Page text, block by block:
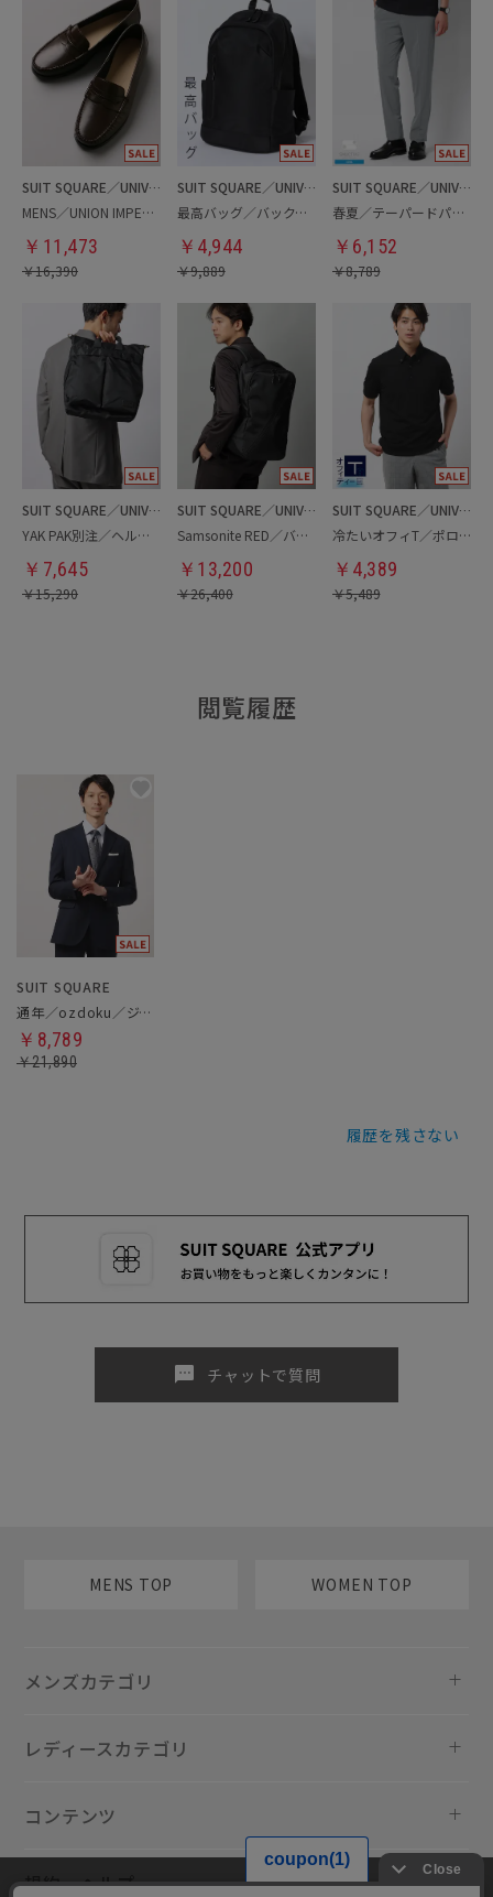
SUIT SQUARE／UNIVERSAL LANGUAGE
MENS／UNION IMPERIAL監修／コインローファー
￥ 11,473
￥16,390
SUIT SQUARE／UNIVERSAL LANGUAGE
最高バッグ／バックパック
￥ 4,944
￥9,889
SUIT SQUARE／UNIVERSAL LANGUAGE
春夏／テーパードパンツ
￥ 6,152
￥8,789
SUIT SQUARE／UNIVERSAL LANGUAGE
YAK PAK別注／ヘルメットバッグ
￥ 7,645
￥15,290
SUIT SQUARE／UNIVERSAL LANGUAGE
Samsonite RED／バックパック
￥ 13,200
￥26,400
SUIT SQUARE／UNIVERSAL LANGUAGE
冷たいオフィT／ポロシャツ
￥ 4,389
￥5,489
閲覧履歴
SUIT SQUARE
通年／ozdoku／ジャケット
￥8,789
￥21,890
履歴を残さない
sms チャットで質問
MENS TOP WOMEN TOP
メンズカテゴリ
レディースカテゴリ
コンテンツ
規約・ヘルプ